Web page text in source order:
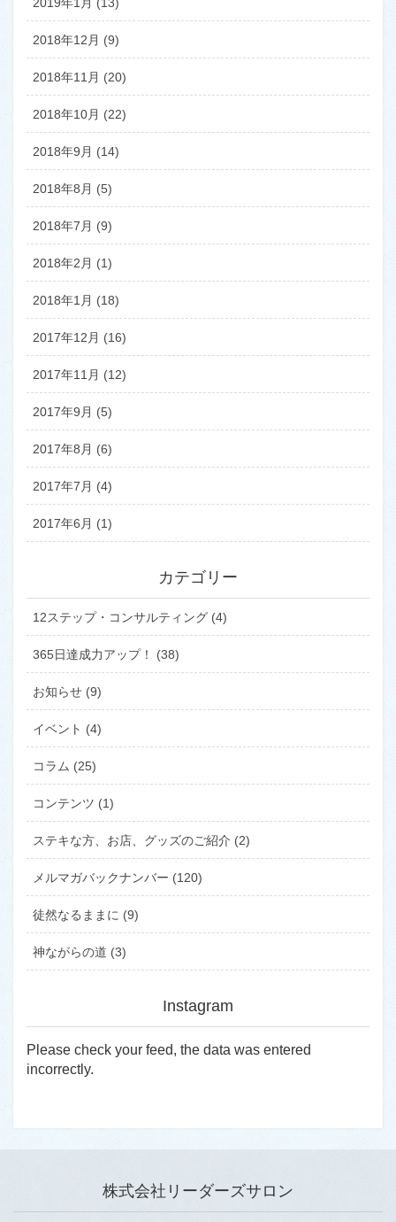
2018年12月 (9)
2018年11月 (20)
2018年10月 (22)
2018年9月 (14)
2018年8月 (5)
2018年7月 (9)
2018年2月 (1)
2018年1月 (18)
2017年12月 (16)
2017年11月 (12)
2017年9月 (5)
2017年8月 (6)
2017年7月 (4)
2017年6月 (1)
カテゴリー
12ステップ・コンサルティング (4)
365日達成力アップ！ (38)
お知らせ (9)
イベント (4)
コラム (25)
コンテンツ (1)
ステキな方、お店、グッズのご紹介 (2)
メルマガバックナンバー (120)
徒然なるままに (9)
神ながらの道 (3)
Instagram
Please check your feed, the data was entered
incorrectly.
株式会社リーダーズサロン